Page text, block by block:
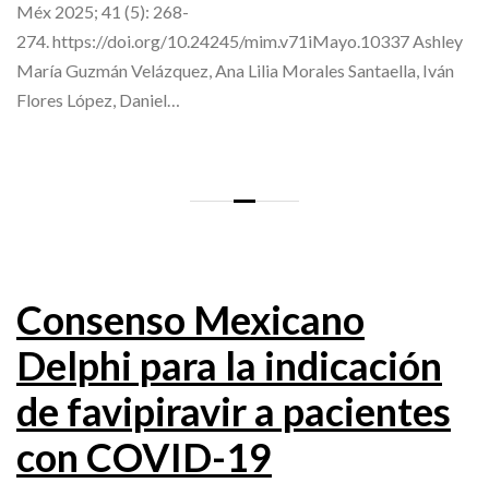
Méx 2025; 41 (5): 268-
274. https://doi.org/10.24245/mim.v71iMayo.10337 Ashley
María Guzmán Velázquez, Ana Lilia Morales Santaella, Iván
Flores López, Daniel…
Consenso Mexicano
Delphi para la indicación
de favipiravir a pacientes
con COVID-19